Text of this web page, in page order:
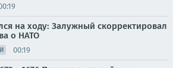
на ходу: Залужный скорректировал
о НАТО
00:19